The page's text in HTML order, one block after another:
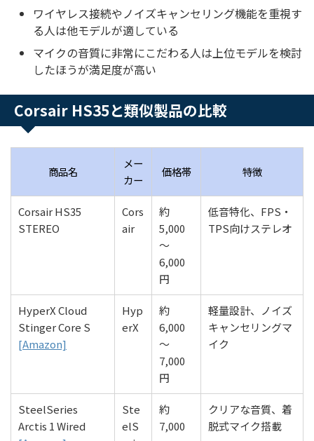
ワイヤレス接続やノイズキャンセリング機能を重視す
る人は他モデルが適している
マイクの音質に非常にこだわる人は上位モデルを検討
したほうが満足度が高い
Corsair HS35と類似製品の比較
商品名
メー
カー
価格帯 特徴
Corsair HS35
STEREO
Cors
air
約
5,000
〜
6,000
円
低音特化、FPS・
TPS向けステレオ
HyperX Cloud
Stinger Core S
[Amazon]
Hyp
erX
約
6,000
〜
7,000
円
軽量設計、ノイズ
キャンセリングマ
イク
SteelSeries
Arctis 1 Wired
Ste
elS
約
7,000
クリアな音質、着
脱式マイク搭載